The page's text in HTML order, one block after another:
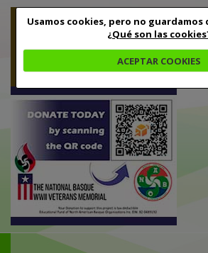
Usamos cookies, pero no
¿Qué son las
ACEPTAR COOKIES